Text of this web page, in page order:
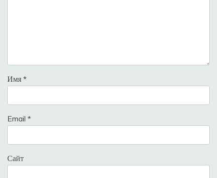
Имя *
Email *
Сайт